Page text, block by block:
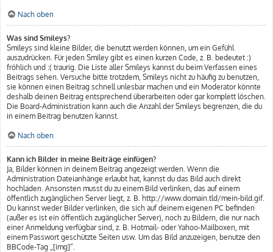
Nach oben
Was sind Smileys?
Smileys sind kleine Bilder, die benutzt werden können, um ein Gefühl
auszudrücken. Für jeden Smiley gibt es einen kurzen Code, z. B. bedeutet :)
fröhlich und :( traurig. Die Liste aller Smileys kannst du beim Verfassen eines
Beitrags sehen. Versuche bitte trotzdem, Smileys nicht zu häufig zu benutzen,
sie können einen Beitrag schnell unlesbar machen und ein Moderator könnte
deshalb deinen Beitrag entsprechend überarbeiten oder gar komplett löschen.
Die Board-Administration kann auch die Anzahl der Smileys begrenzen, die du
in einem Beitrag benutzen kannst.
Nach oben
Kann ich Bilder in meine Beiträge einfügen?
Ja, Bilder können in deinem Beitrag angezeigt werden. Wenn die
Administration Dateianhänge erlaubt hat, kannst du das Bild auch direkt
hochladen. Ansonsten musst du zu einem Bild verlinken, das auf einem
öffentlich zugänglichen Server liegt, z. B. http://www.domain.tld/mein-bild.gif.
Du kannst weder Bilder verlinken, die sich auf deinem eigenen PC befinden
(außer es ist ein öffentlich zugänglicher Server), noch zu Bildern, die nur nach
einer Anmeldung verfügbar sind, z. B. Hotmail- oder Yahoo-Mailboxen, mit
einem Passwort geschützte Seiten usw. Um das Bild anzuzeigen, benutze den
BBCode-Tag „[img]“.